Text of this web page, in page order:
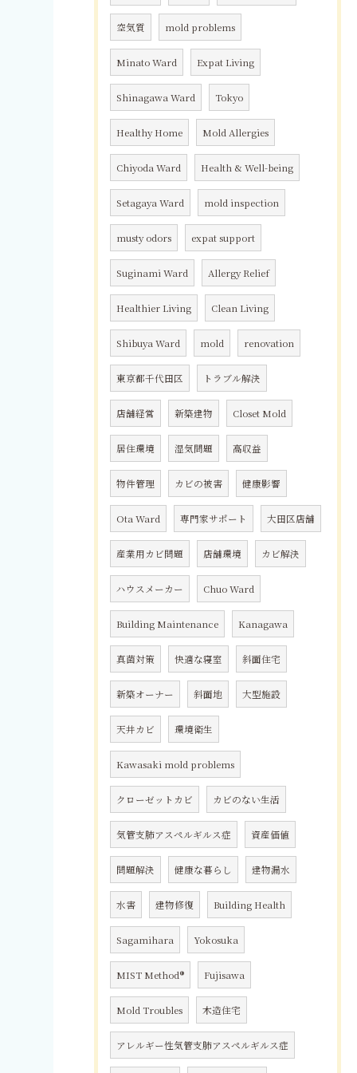
空気質 mold problems
Minato Ward Expat Living
Shinagawa Ward Tokyo
Healthy Home Mold Allergies
Chiyoda Ward Health & Well-being
Setagaya Ward mold inspection
musty odors expat support
Suginami Ward Allergy Relief
Healthier Living Clean Living
Shibuya Ward mold renovation
東京都千代田区 トラブル解決
店舗経営 新築建物 Closet Mold
居住環境 湿気問題 高収益
物件管理 カビの被害 健康影響
Ota Ward 専門家サポート 大田区店舗
産業用カビ問題 店舗環境 カビ解決
ハウスメーカー Chuo Ward
Building Maintenance Kanagawa
真菌対策 快適な寝室 斜面住宅
新築オーナー 斜面地 大型施設
天井カビ 環境衛生
Kawasaki mold problems
クローゼットカビ カビのない生活
気管支肺アスペルギルス症 資産価値
問題解決 健康な暮らし 建物漏水
水害 建物修復 Building Health
Sagamihara Yokosuka
MIST Method® Fujisawa
Mold Troubles 木造住宅
アレルギー性気管支肺アスペルギルス症